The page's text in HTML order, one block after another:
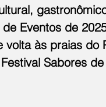
Eventos de
volta às praias do
Sabores